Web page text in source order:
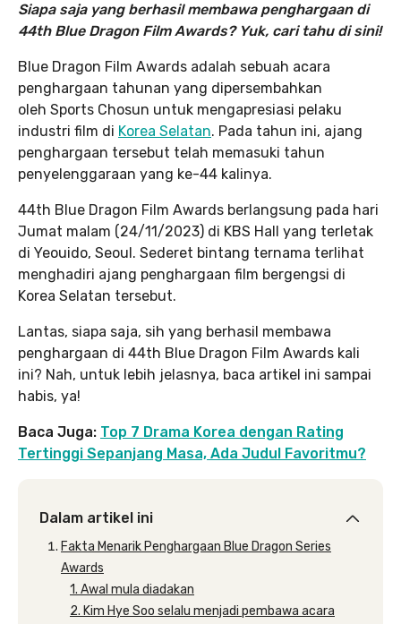
Siapa saja yang berhasil membawa penghargaan di
44th Blue Dragon Film Awards? Yuk, cari tahu di sini!
Blue Dragon Film Awards adalah sebuah acara
penghargaan tahunan yang dipersembahkan
oleh Sports Chosun untuk mengapresiasi pelaku
industri film di Korea Selatan. Pada tahun ini, ajang
penghargaan tersebut telah memasuki tahun
penyelenggaraan yang ke-44 kalinya.
44th Blue Dragon Film Awards berlangsung pada hari
Jumat malam (24/11/2023) di KBS Hall yang terletak
di Yeouido, Seoul. Sederet bintang ternama terlihat
menghadiri ajang penghargaan film bergengsi di
Korea Selatan tersebut.
Lantas, siapa saja, sih yang berhasil membawa
penghargaan di 44th Blue Dragon Film Awards kali
ini? Nah, untuk lebih jelasnya, baca artikel ini sampai
habis, ya!
Baca Juga: Top 7 Drama Korea dengan Rating
Tertinggi Sepanjang Masa, Ada Judul Favoritmu?
Dalam artikel ini
Fakta Menarik Penghargaan Blue Dragon Series
Awards
1. Awal mula diadakan
2. Kim Hye Soo selalu menjadi pembawa acara